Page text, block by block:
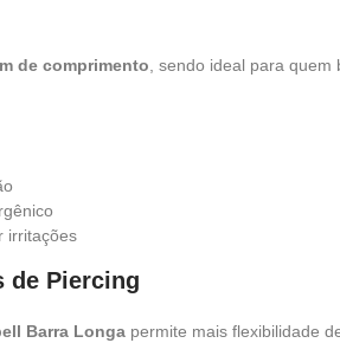
de comprimento , sendo ideal para
irritações
de Piercing
Barra Longa permite mais flexibilidade